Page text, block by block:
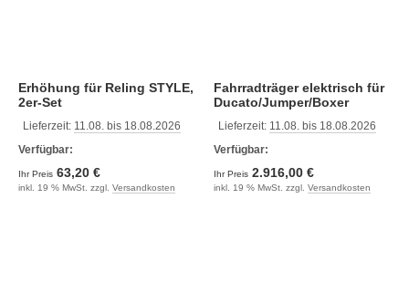
Erhöhung für Reling STYLE,
2er-Set
Lieferzeit: 11.08. bis 18.08.2026
Verfügbar:
Ihr Preis 63,20 €
inkl. 19 % MwSt. zzgl. Versandkosten
Fahrradträger elektrisch für
Ducato/Jumper/Boxer
Lieferzeit: 11.08. bis 18.08.2026
Verfügbar:
Ihr Preis 2.916,00 €
inkl. 19 % MwSt. zzgl. Versandkosten